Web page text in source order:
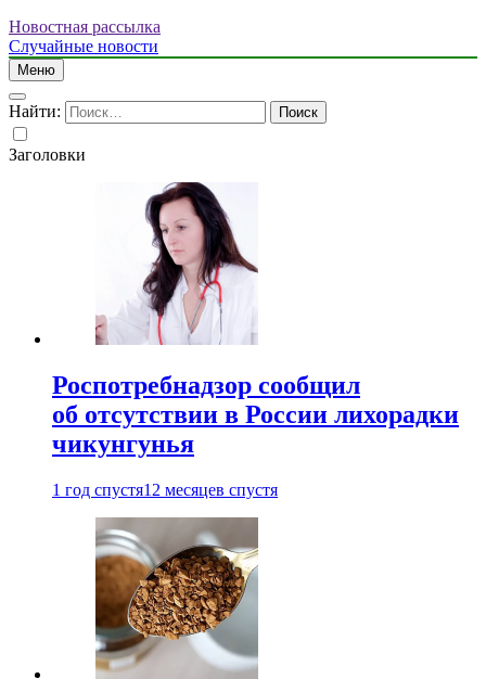
Новостная рассылка
Случайные новости
Меню
Найти:
Заголовки
Роспотребнадзор сообщил
об отсутствии в России лихорадки
чикунгунья
1 год спустя12 месяцев спустя